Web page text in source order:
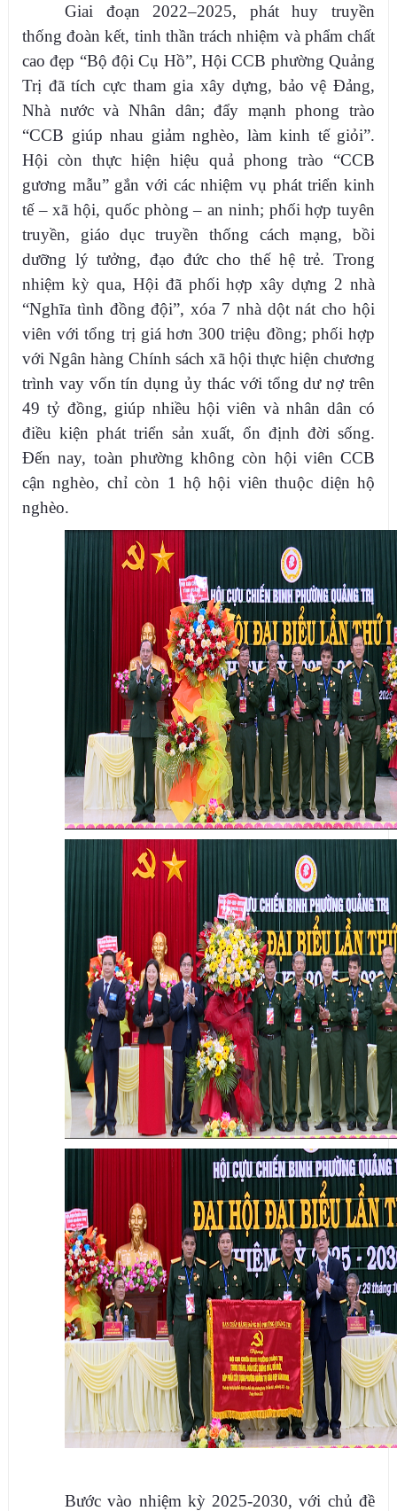
Giai đoạn 2022–2025, phát huy truyền
thống đoàn kết, tinh thần trách nhiệm và phẩm chất
cao đẹp “Bộ đội Cụ Hồ”, Hội CCB phường Quảng
Trị đã tích cực tham gia xây dựng, bảo vệ Đảng,
Nhà nước và Nhân dân; đẩy mạnh phong trào
“CCB giúp nhau giảm nghèo, làm kinh tế giỏi”.
Hội còn thực hiện hiệu quả phong trào “CCB
gương mẫu” gắn với các nhiệm vụ phát triển kinh
tế – xã hội, quốc phòng – an ninh; phối hợp tuyên
truyền, giáo dục truyền thống cách mạng, bồi
dưỡng lý tưởng, đạo đức cho thế hệ trẻ. Trong
nhiệm kỳ qua, Hội đã phối hợp xây dựng 2 nhà
“Nghĩa tình đồng đội”, xóa 7 nhà dột nát cho hội
viên với tổng trị giá hơn 300 triệu đồng; phối hợp
với Ngân hàng Chính sách xã hội thực hiện chương
trình vay vốn tín dụng ủy thác với tổng dư nợ trên
49 tỷ đồng, giúp nhiều hội viên và nhân dân có
điều kiện phát triển sản xuất, ổn định đời sống.
Đến nay, toàn phường không còn hội viên CCB
cận nghèo, chỉ còn 1 hộ hội viên thuộc diện hộ
nghèo.
Bước vào nhiệm kỳ 2025-2030, với chủ đề